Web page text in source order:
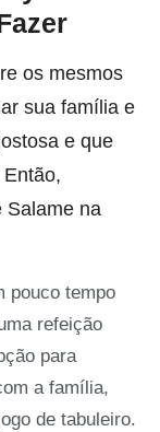
os mesmos
sua família e
e que
Salame na
pouco tempo
refeição
para
a família,
de tabuleiro.